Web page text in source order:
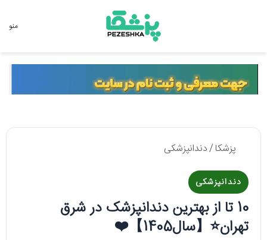
منو
پزشکا/دندانپزشکی
دندانپزشکی
10 تا از بهترین دندانپزشک در شرق
تهران⭐【سال1405】❤️